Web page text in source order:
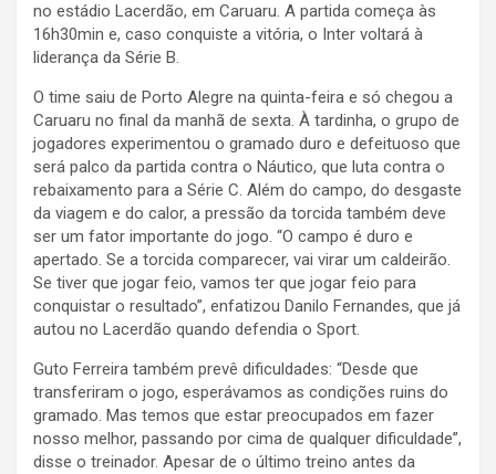
no estádio Lacerdão, em Caruaru. A partida começa às
16h30min e, caso conquiste a vitória, o Inter voltará à
liderança da Série B.
O time saiu de Porto Alegre na quinta-feira e só chegou a
Caruaru no final da manhã de sexta. À tardinha, o grupo de
jogadores experimentou o gramado duro e defeituoso que
será palco da partida contra o Náutico, que luta contra o
rebaixamento para a Série C. Além do campo, do desgaste
da viagem e do calor, a pressão da torcida também deve
ser um fator importante do jogo. “O campo é duro e
apertado. Se a torcida comparecer, vai virar um caldeirão.
Se tiver que jogar feio, vamos ter que jogar feio para
conquistar o resultado”, enfatizou Danilo Fernandes, que já
autou no Lacerdão quando defendia o Sport.
Guto Ferreira também prevê dificuldades: “Desde que
transferiram o jogo, esperávamos as condições ruins do
gramado. Mas temos que estar preocupados em fazer
nosso melhor, passando por cima de qualquer dificuldade”,
disse o treinador. Apesar de o último treino antes da